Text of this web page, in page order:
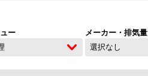
ー
メーカー・排気量
選択なし